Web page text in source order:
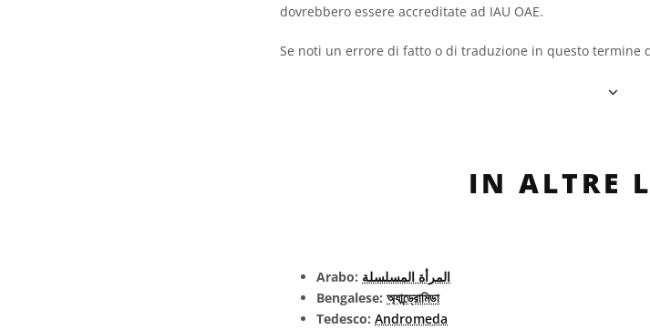
dovrebbero essere accreditate ad IAU OAE.
Se noti un errore di fatto o di traduzione in questo termine
IN ALTRE
Arabo: المرأة المسلسلة
Bengalese: অ্যান্ড্রোমিডা
Tedesco: Andromeda